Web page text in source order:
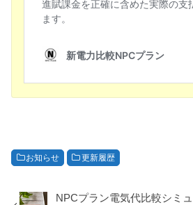
お知らせ 更新履歴
NPCプラン電気代比較シミ